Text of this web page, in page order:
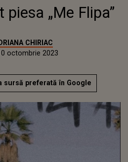
FLIPA”
„Me Flipa”
CHIRIAC
octombrie 2023
sursă preferată în Google